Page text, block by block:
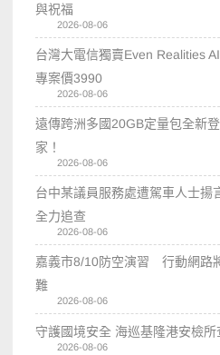
與祝福
2026-08-06
台灣大電信獨賣Even Realities
專案價3990
2026-08-06
遠傳跨洲多國20GB定量包全新
家！
2026-08-06
台中某議員服務處遭駕車人士
全力追查
2026-08-06
嘉義市8/10防空演習 行動網路
難
2026-08-06
守護國境安全 海巡基隆港安檢
2026-08-06